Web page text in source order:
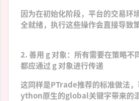
因为在初始化阶段，平台的交易环
全就绪，执行这些操作会直接导致
2. 善用 g 对象：所有需要在策略不
都应通过 g 对象进行传递
这同样是PTrade推荐的标准做法
ython原生的global关键字带来的